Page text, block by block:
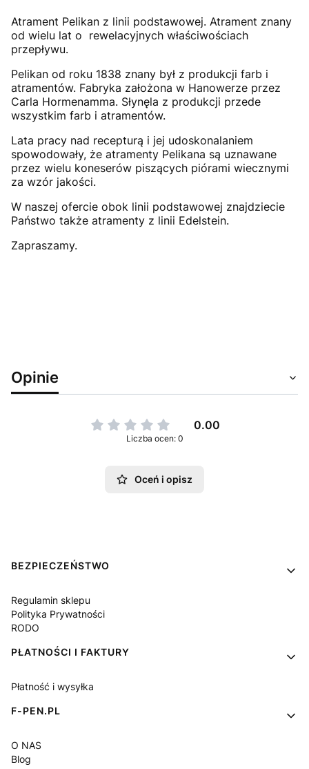
Atrament Pelikan z linii podstawowej. Atrament znany
od wielu lat o rewelacyjnych właściwościach
przepływu.
Pelikan od roku 1838 znany był z produkcji farb i
atramentów. Fabryka założona w Hanowerze przez
Carla Hormenamma. Słynęla z produkcji przede
wszystkim farb i atramentów.
Lata pracy nad recepturą i jej udoskonalaniem
spowodowały, że atramenty Pelikana są uznawane
przez wielu koneserów piszących piórami wiecznymi
za wzór jakości.
W naszej ofercie obok linii podstawowej znajdziecie
Państwo także atramenty z linii Edelstein.
Zapraszamy.
Opinie
0.00
Liczba ocen: 0
Oceń i opisz
Linki w stopce
BEZPIECZEŃSTWO
Regulamin sklepu
Polityka Prywatności
RODO
PŁATNOŚCI I FAKTURY
Płatność i wysyłka
F-PEN.PL
O NAS
Blog